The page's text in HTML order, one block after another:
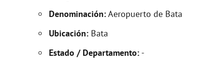
Denominación:Aeropuerto de Bata
Ubicación: Bata
Estado / Departamento: -